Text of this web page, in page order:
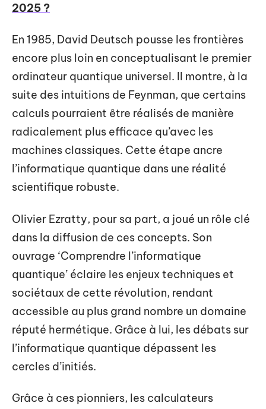
2025 ?
En 1985, David Deutsch pousse les frontières
encore plus loin en conceptualisant le premier
ordinateur quantique universel. Il montre, à la
suite des intuitions de Feynman, que certains
calculs pourraient être réalisés de manière
radicalement plus efficace qu’avec les
machines classiques. Cette étape ancre
l’informatique quantique dans une réalité
scientifique robuste.
Olivier Ezratty, pour sa part, a joué un rôle clé
dans la diffusion de ces concepts. Son
ouvrage ‘Comprendre l’informatique
quantique’ éclaire les enjeux techniques et
sociétaux de cette révolution, rendant
accessible au plus grand nombre un domaine
réputé hermétique. Grâce à lui, les débats sur
l’informatique quantique dépassent les
cercles d’initiés.
Grâce à ces pionniers, les calculateurs